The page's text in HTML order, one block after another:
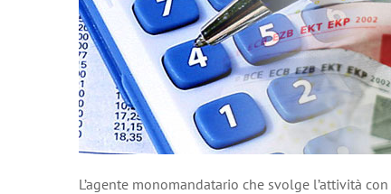
L’agente monomandatario che svolge l’attività